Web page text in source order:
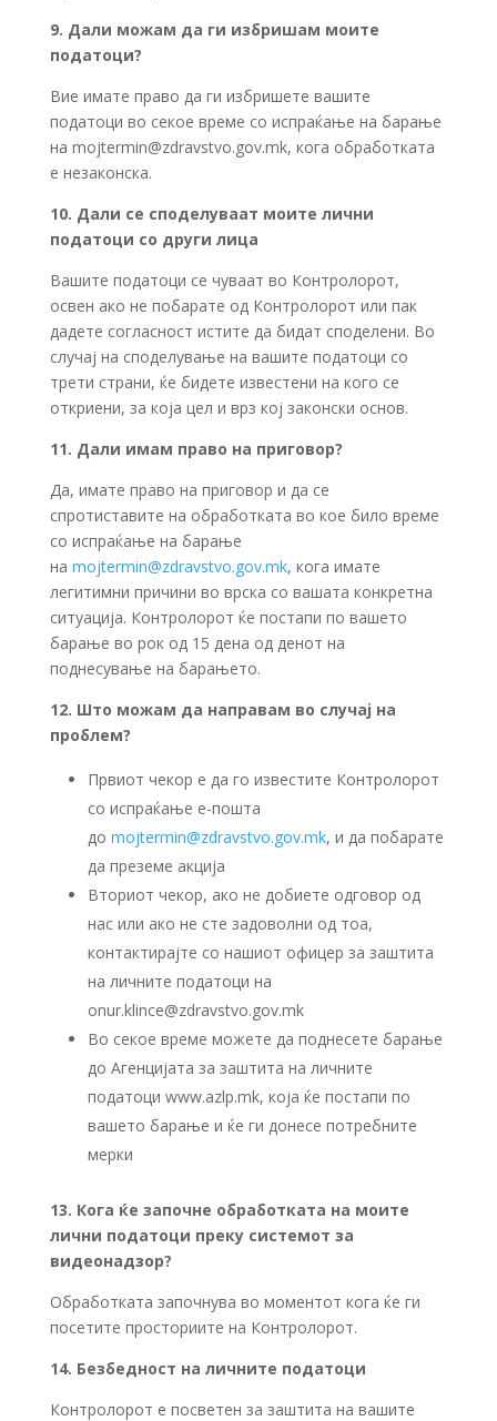
9. Дали можам да ги избришам моите
податоци?
Вие имате право да ги избришете вашите
податоци во секое време со испраќање на барање
на mojtermin@zdravstvo.gov.mk, кога обработката
е незаконска.
10. Дали се споделуваат моите лични
податоци со други лица
Вашите податоци се чуваат во Контролорот,
освен ако не побарате од Контролорот или пак
дадете согласност истите да бидат споделени. Во
случај на споделување на вашите податоци со
трети страни, ќе бидете известени на кого се
откриени, за која цел и врз кој законски основ.
11. Дали имам право на приговор?
Да, имате право на приговор и да се
спротиставите на обработката во кое било време
со испраќање на барање
на mojtermin@zdravstvo.gov.mk, кога имате
легитимни причини во врска со вашата конкретна
ситуација. Контролорот ќе постапи по вашето
барање во рок од 15 дена од денот на
поднесување на барањето.
12. Што можам да направам во случај на
проблем?
Првиот чекор е да го известите Контролорот
со испраќање е-пошта
до mojtermin@zdravstvo.gov.mk, и да побарате
да преземе акција
Вториот чекор, ако не добиете одговор од
нас или ако не сте задоволни од тоа,
контактирајте со нашиот офицер за заштита
на личните податоци на
onur.klince@zdravstvo.gov.mk
Во секое време можете да поднесете барање
до Агенцијата за заштита на личните
податоци www.azlp.mk, која ќе постапи по
вашето барање и ќе ги донесе потребните
мерки
13. Кога ќе започне обработката на моите
лични податоци преку системот за
видеонадзор?
Обработката започнува во моментот кога ќе ги
посетите просториите на Контролорот.
14. Безбедност на личните податоци
Контролорот е посветен за заштита на вашите